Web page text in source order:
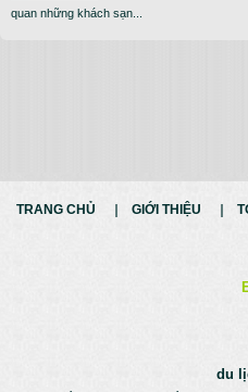
quan những khách sạn...
TRANG CHỦ GIỚI THIỆU
du